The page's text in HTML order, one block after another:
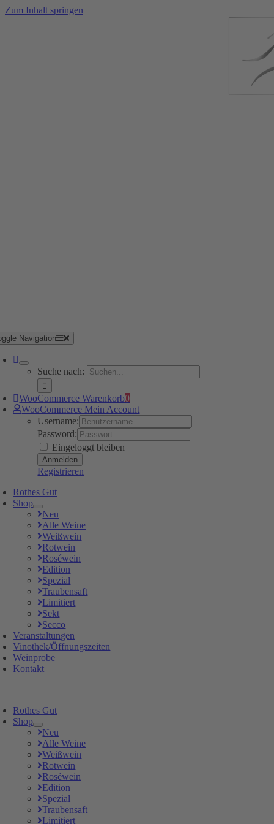
Zum Inhalt springen
Navigation
Suche nach:
WooCommerce Warenkorb0
WooCommerce Mein Account
Username:
Password:
Eingeloggt bleiben
Registrieren
Rothes Gut
Shop
Neu
Alle Weine
Weißwein
Rotwein
Roséwein
Edition
Spezial
Traubensaft
Limitiert
Sekt
Secco
Veranstaltungen
Vinothek/Öffnungszeiten
Weinprobe
Kontakt
Rothes Gut
Shop
Neu
Alle Weine
Weißwein
Rotwein
Roséwein
Edition
Spezial
Traubensaft
Limitiert